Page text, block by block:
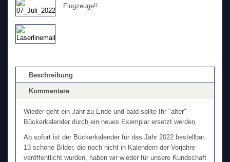
Flugzeuge!!
Beschreibung
Kommentare
Wieder geht ein Jahr zu Ende und bald sollte Ihr "alter"
Bückerkalender durch ein neues Exemplar ersetzt werden.
Ab sofort ist der Bückerkalender für das Jahr 2022 bestellbar.
13 schöne Bilder, die noch nicht in Kalendern der Vorjahre
veröffentlicht wurden, haben wir wieder für unsere Kundschaft